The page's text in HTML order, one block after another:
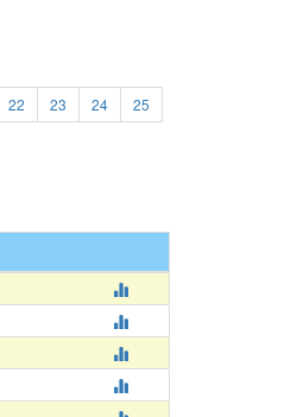
22 23 24
25